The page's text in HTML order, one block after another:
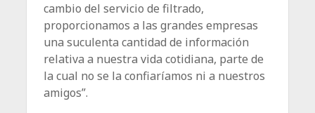
cambio del servicio de filtrado,
proporcionamos a las grandes empresas
una suculenta cantidad de información
relativa a nuestra vida cotidiana, parte de
la cual no se la confiaríamos ni a nuestros
amigos”.